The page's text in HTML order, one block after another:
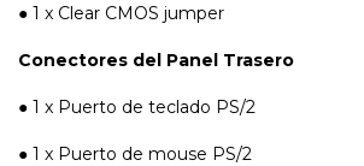
● 1 x Clear CMOS jumper
Conectores del Panel Trasero
● 1 x Puerto de teclado PS/2
● 1 x Puerto de mouse PS/2